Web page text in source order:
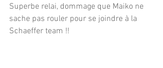
Superbe relai, dommage que Maiko ne
sache pas rouler pour se joindre à la
Schaeffer team !!